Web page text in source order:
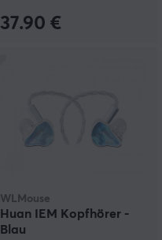
37.90 €
WLMouse
Huan IEM Kopfhörer -
Blau